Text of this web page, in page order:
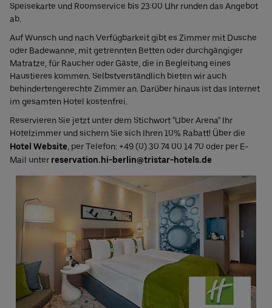
Speisekarte und Roomservice bis 23:00 Uhr runden das Angebot
ab.
Auf Wunsch und nach Verfügbarkeit gibt es Zimmer mit Dusche
oder Badewanne, mit getrennten Betten oder durchgängiger
Matratze, für Raucher oder Gäste, die in Begleitung eines
Haustieres kommen. Selbstverständlich bieten wir auch
behindertengerechte Zimmer an. Darüber hinaus ist das Internet
im gesamten Hotel kostenfrei.
Reservieren Sie jetzt unter dem Stichwort "Uber Arena" Ihr
Hotelzimmer und sichern Sie sich Ihren 10% Rabatt! Über die
Hotel Website, per Telefon: +49 (0) 30 74 00 14 70 oder per E-
Mail unter reservation.hi-berlin@tristar-hotels.de